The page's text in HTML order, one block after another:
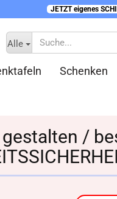
JETZT eigenes
Alle
Schenken
/